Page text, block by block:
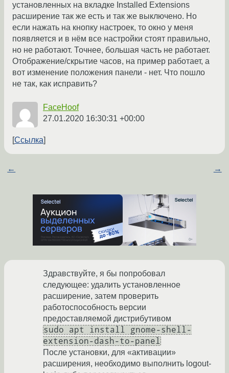
установленных на вкладке Installed Extensions
расширение так же есть и так же выключено. Но
если нажать на кнопку настроек, то окно у меня
появляется и в нём все настройки стоят правильно,
но не работают. Точнее, большая часть не работает.
Отображение/скрытие часов, на пример работает, а
вот изменение положения панели - нет. Что пошло
не так, как исправить?
FaceHoof
27.01.2020 16:30:31 +00:00
Ссылка
← →
Здравствуйте, я бы попробовал
следующее: удалить установленное
расширение, затем проверить
работоспособность версии
предоставляемой дистрибутивом
sudo apt install gnome-shell-
extension-dash-to-panel
После установки, для «активации»
расширения, необходимо выполнить logout-